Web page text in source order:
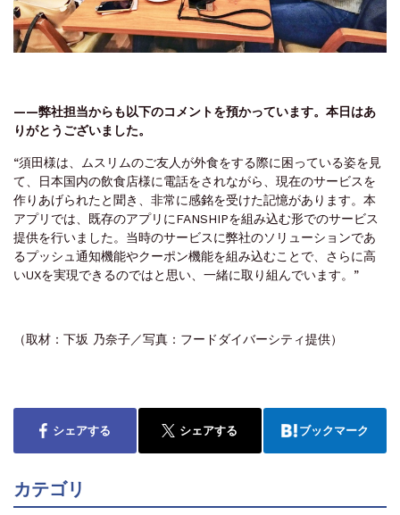
——弊社担当からも以下のコメントを預かっています。本日はあ
りがとうございました。
“須田様は、ムスリムのご友人が外食をする際に困っている姿を見
て、日本国内の飲食店様に電話をされながら、現在のサービスを
作りあげられたと聞き、非常に感銘を受けた記憶があります。本
アプリでは、既存のアプリにFANSHIPを組み込む形でのサービス
提供を行いました。当時のサービスに弊社のソリューションであ
るプッシュ通知機能やクーポン機能を組み込むことで、さらに高
いUXを実現できるのではと思い、一緒に取り組んでいます。”
（取材：下坂 乃奈子／写真：フードダイバーシティ提供）
シェアする シェアする ブックマーク
カテゴリ